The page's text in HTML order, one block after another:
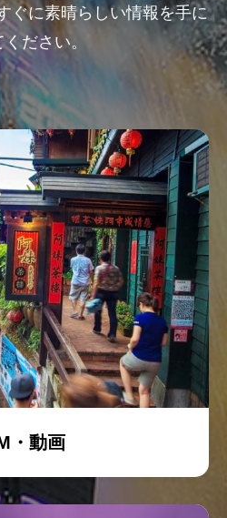
ぐに素晴らしい情報を手に
ださい。
・動画